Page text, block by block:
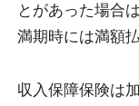
とがあった場合
満期時には満額
収入保障保険は